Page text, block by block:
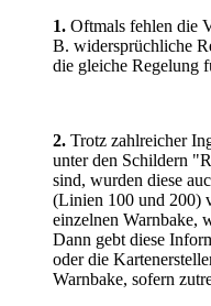
1. Oftmals fehlen die
B. widersprüchliche
die gleiche Regelung
2. Trotz zahlreicher In
unter den Schildern
sind, wurden diese
(Linien 100 und 200)
einzelnen Warnbake,
Dann gebt diese
oder die
Warnbake, sofern